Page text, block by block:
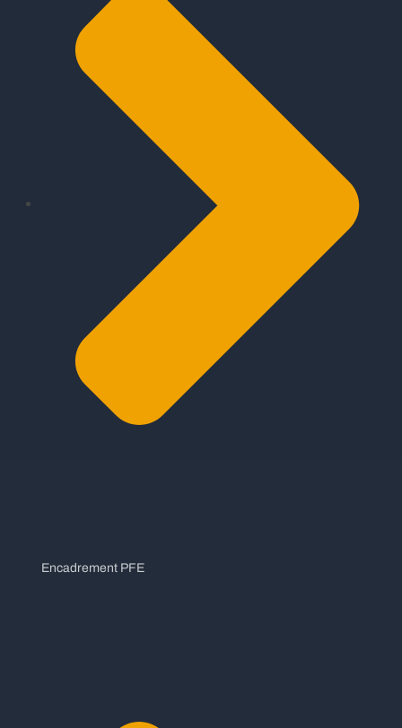
Encadrement PFE